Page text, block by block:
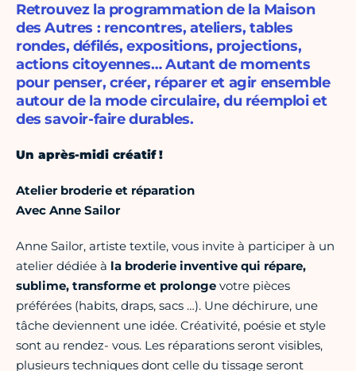
Retrouvez la programmation de la Maison
des Autres : rencontres, ateliers, tables
rondes, défilés, expositions, projections,
actions citoyennes… Autant de moments
pour penser, créer, réparer et agir ensemble
autour de la mode circulaire, du réemploi et
des savoir-faire durables.
Un après-midi créatif !
Atelier broderie et réparation
Avec Anne Sailor
Anne Sailor, artiste textile, vous invite à participer à un
atelier dédiée à la broderie inventive qui répare,
sublime, transforme et prolonge votre pièces
préférées (habits, draps, sacs …). Une déchirure, une
tâche deviennent une idée. Créativité, poésie et style
sont au rendez- vous. Les réparations seront visibles,
plusieurs techniques dont celle du tissage seront